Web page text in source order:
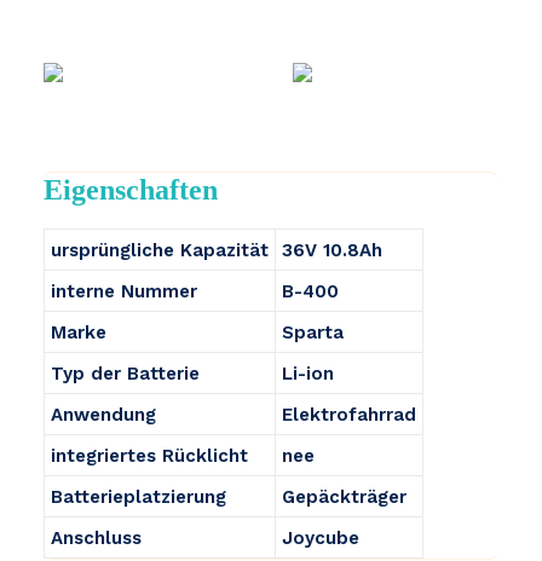
Eigenschaften
ursprüngliche Kapazität
36V 10.8Ah
interne Nummer
B-400
Marke
Sparta
Typ der Batterie
Li-ion
Anwendung
Elektrofahrrad
integriertes Rücklicht
nee
Batterieplatzierung
Gepäckträger
Anschluss
Joycube